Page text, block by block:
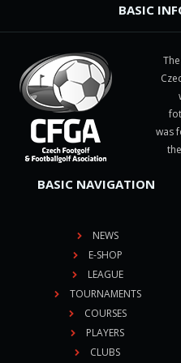
BASIC
was
BASIC NAVIGATION
NEWS
E-SHOP
LEAGUE
TOURNAMENTS
COURSES
PLAYERS
CLUBS